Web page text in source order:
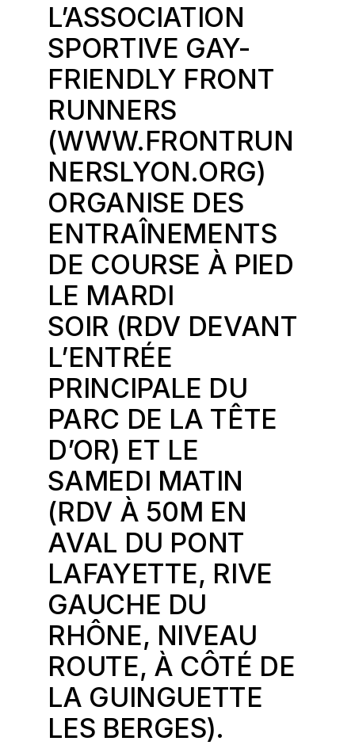
L’ASSOCIATION
SPORTIVE GAY-
FRIENDLY FRONT
RUNNERS
(WWW.FRONTRUN
NERSLYON.ORG)
ORGANISE DES
ENTRAÎNEMENTS
DE COURSE À PIED
LE MARDI
SOIR (RDV DEVANT
L’ENTRÉE
PRINCIPALE DU
PARC DE LA TÊTE
D’OR) ET LE
SAMEDI MATIN
(RDV À 50M EN
AVAL DU PONT
LAFAYETTE, RIVE
GAUCHE DU
RHÔNE, NIVEAU
ROUTE, À CÔTÉ DE
LA GUINGUETTE
LES BERGES).